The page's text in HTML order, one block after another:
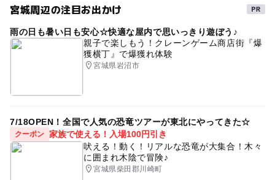
宮城周辺の注目お出かけ
雨の日も暑い日も安心☆快適な屋内で思いっきり遊ぼう♪
親子で楽しもう！クレーンゲーム商店街『爆
獲横丁』で爆獲れ体験
宮城県岩沼市
7/18OPEN！全国で人気の恐竜ツアーが東北にやってきた☆
クーポン 家族で使える！入場100円引き
吠える！動く！リアルな恐竜が大集合！木々
に囲まれ木陰で冒険♪
宮城県柴田郡川崎町